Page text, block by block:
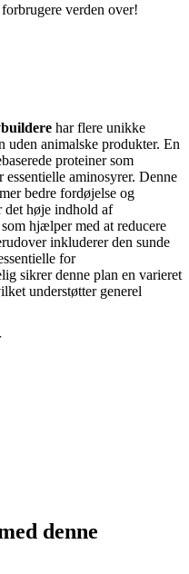
verden over!
har flere unikke
animalske produkter. En
proteiner som
aminosyrer. Denne
bedre fordøjelse og
det høje indhold af
hjælper med at reducere
inkluderer den sunde
for
sikrer denne plan en varieret
understøtter generel
denne